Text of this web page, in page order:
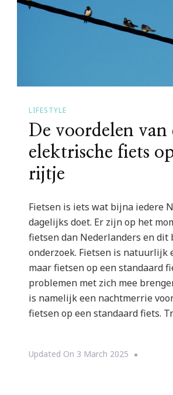
LIFESTYLE
De voordelen van
elektrische fiets
rijtje
Fietsen is iets wat bijna iedere
dagelijks doet. Er zijn op het
fietsen dan Nederlanders en
onderzoek. Fietsen is natuurlijk
maar fietsen op een standaard
problemen met zich mee
is namelijk een nachtmerrie
fietsen op een standaard fiets.
Updated On 3 March 2025